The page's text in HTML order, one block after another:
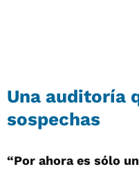
Una auditoría
sospechas
“Por ahora es sólo